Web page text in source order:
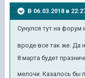
В 06.03.2018 в
Сунулся тут на форум
вроде все так же. Да
8 марта будет
мелочи. Казалось бы